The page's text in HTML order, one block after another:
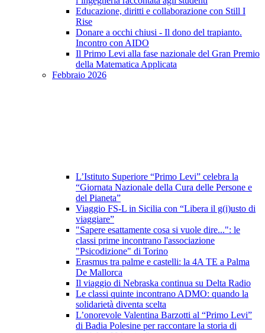
Educazione, diritti e collaborazione con Still I
Rise
Donare a occhi chiusi - Il dono del trapianto.
Incontro con AIDO
Il Primo Levi alla fase nazionale del Gran Premio
della Matematica Applicata
Febbraio 2026
L’Istituto Superiore “Primo Levi” celebra la
“Giornata Nazionale della Cura delle Persone e
del Pianeta”
Viaggio FS-L in Sicilia con “Libera il g(i)usto di
viaggiare”
"Sapere esattamente cosa si vuole dire...": le
classi prime incontrano l'associazione
"Psicodizione" di Torino
Erasmus tra palme e castelli: la 4A TE a Palma
De Mallorca
Il viaggio di Nebraska continua su Delta Radio
Le classi quinte incontrano ADMO: quando la
solidarietà diventa scelta
L’onorevole Valentina Barzotti al “Primo Levi”
di Badia Polesine per raccontare la storia di